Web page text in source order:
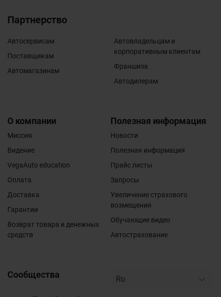
Партнерство
Автосервисам
Поставщикам
Автомагазинам
Автовладельцам и
корпоративным клиентам
Франшиза
Автодилерам
О компании
Миссия
Видение
VegaAuto education
Оплата
Доставка
Гарантии
Возврат товара и денежных
средств
Полезная информация
Новости
Полезная информация
Прайс листы
Запросы
Увеличение страхового
возмещения
Обучающие видео
Автострахование
Сообщества